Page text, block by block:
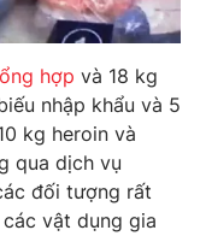
hợp và 18 kg
nhập khẩu và 5
kg heroin và
qua dịch vụ
đối tượng rất
vật dụng gia